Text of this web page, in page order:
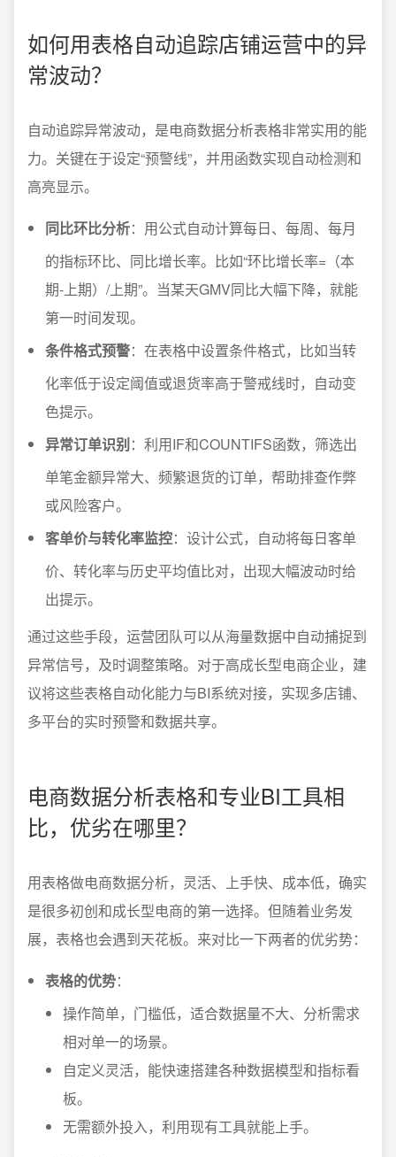
如何用表格自动追踪店铺运营中的异
常波动？
自动追踪异常波动，是电商数据分析表格非常实用的能
力。关键在于设定“预警线”，并用函数实现自动检测和
高亮显示。
同比环比分析：用公式自动计算每日、每周、每月
的指标环比、同比增长率。比如“环比增长率=（本
期-上期）/上期”。当某天GMV同比大幅下降，就能
第一时间发现。
条件格式预警：在表格中设置条件格式，比如当转
化率低于设定阈值或退货率高于警戒线时，自动变
色提示。
异常订单识别：利用IF和COUNTIFS函数，筛选出
单笔金额异常大、频繁退货的订单，帮助排查作弊
或风险客户。
客单价与转化率监控：设计公式，自动将每日客单
价、转化率与历史平均值比对，出现大幅波动时给
出提示。
通过这些手段，运营团队可以从海量数据中自动捕捉到
异常信号，及时调整策略。对于高成长型电商企业，建
议将这些表格自动化能力与BI系统对接，实现多店铺、
多平台的实时预警和数据共享。
电商数据分析表格和专业BI工具相
比，优劣在哪里？
用表格做电商数据分析，灵活、上手快、成本低，确实
是很多初创和成长型电商的第一选择。但随着业务发
展，表格也会遇到天花板。来对比一下两者的优劣势：
表格的优势：
操作简单，门槛低，适合数据量不大、分析需求
相对单一的场景。
自定义灵活，能快速搭建各种数据模型和指标看
板。
无需额外投入，利用现有工具就能上手。